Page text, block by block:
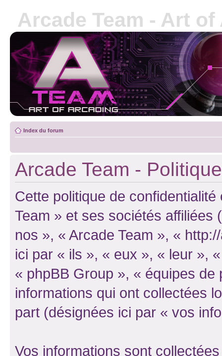
Arcade Team - Art
Index du forum
Arcade Team -
Cette politique de
Team » et ses sociétés affiliées
nos », « Arcade Team », «
ici par « ils », « eux », « leur »,
« phpBB Group », « équipes
informations qui ont collectées
part (désignées ici par « vos
Vos informations sont